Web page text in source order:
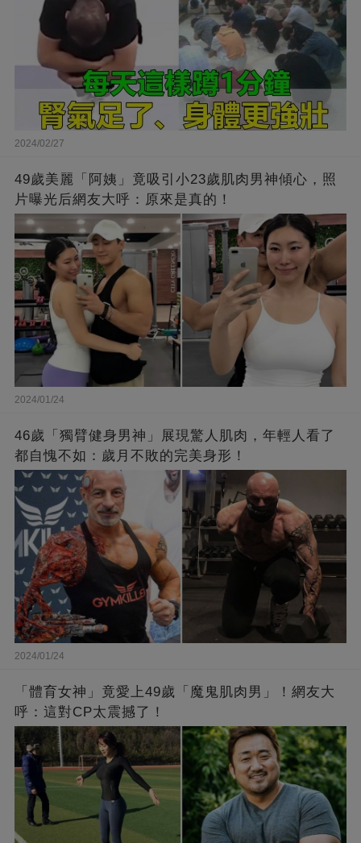
2024/02/27
49歲美麗「阿姨」竟吸引小23歲肌肉男神傾心，照
片曝光后網友大呼：原來是真的！
2024/01/24
46歲「獨臂健身男神」展現驚人肌肉，年輕人看了
都自愧不如：歲月不敗的完美身形！
2024/01/24
「體育女神」竟愛上49歲「魔鬼肌肉男」！網友大
呼：這對CP太震撼了！